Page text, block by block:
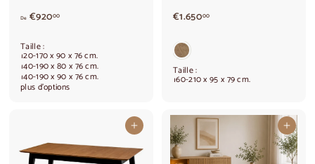
De €92000à
r
t
i
r
9
2
Taille :
120-170 x 90 x 76 cm.
140-190 x 80 x 76 cm.
140-190 x 90 x 76 cm.
plus d'options
€1.65000€
0
0
Taille :
160-210 x 95 x 79 cm.
Ajouter au panier Ajouter au panier